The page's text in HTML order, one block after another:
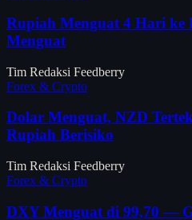
Rupiah Menguat 4 Hari ke
Menguat
Tim Redaksi Feedberry
Forex & Crypto
Dolar Menguat, NZD
Rupiah Berisiko
Tim Redaksi Feedberry
Forex & Crypto
DXY Menguat di 99,70 —